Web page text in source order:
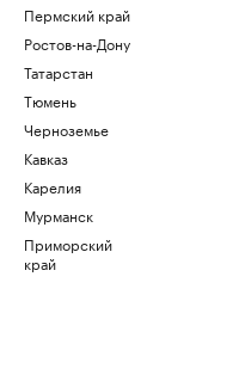
Пермский край
Ростов-на-Дону
Татарстан
Тюмень
Черноземье
Кавказ
Карелия
Мурманск
Приморский
край